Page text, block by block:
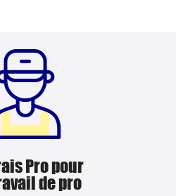
Pro pour
de pro